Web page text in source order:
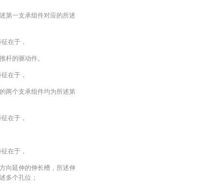
第一支承组件对应的所述
在于，
杆的驱动件。
在于，
两个支承组件均为所述第
在于，
在于，
向延伸的伸长槽，所述伸
多个孔位；